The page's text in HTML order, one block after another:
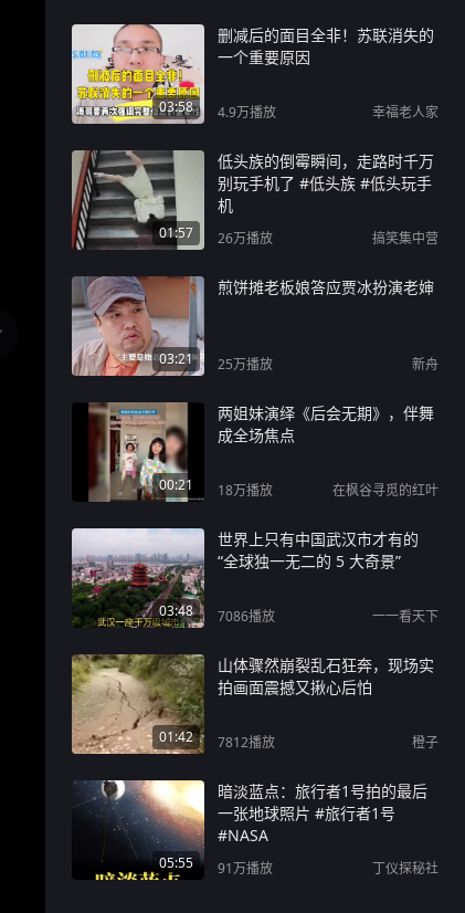
03:58
删减后的面目全非！苏联消失的
一个重要原因
4.9万播放 幸福老人家
01:57
低头族的倒霉瞬间，走路时千万
别玩手机了 #低头族 #低头玩手
机
26万播放 搞笑集中营
03:21
煎饼摊老板娘答应贾冰扮演老婶
25万播放 新舟
00:21
两姐妹演绎《后会无期》，伴舞
成全场焦点
18万播放 在枫谷寻觅的红叶
03:48
世界上只有中国武汉市才有的
“全球独一无二的 5 大奇景”
7086播放 一一看天下
01:42
山体骤然崩裂乱石狂奔，现场实
拍画面震撼又揪心后怕
7812播放 橙子
05:55
暗淡蓝点：旅行者1号拍的最后
一张地球照片 #旅行者1号
#NASA
91万播放 丁仪探秘社